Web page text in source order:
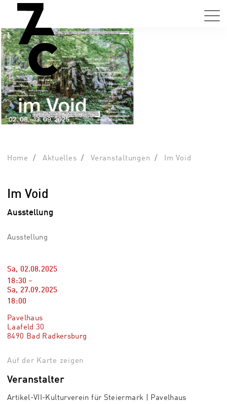
Home Aktuelles Veranstaltungen Im Void
Im Void
Ausstellung
Ausstellung
Sa, 02.08.2025
18:30 –
Sa, 27.09.2025
18:00
Pavelhaus
Laafeld 30
8490 Bad Radkersburg
Auf der Karte zeigen
Veranstalter
Artikel-VII-Kulturverein für Steiermark | Pavelhaus